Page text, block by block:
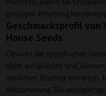
geistigen Erhebung
Geschmacksprofil von
House Seeds
Obwohl die spezifischen
nicht aufgelistet sind,
sinnliches Erlebnis erwarten,
Abstammung. Die